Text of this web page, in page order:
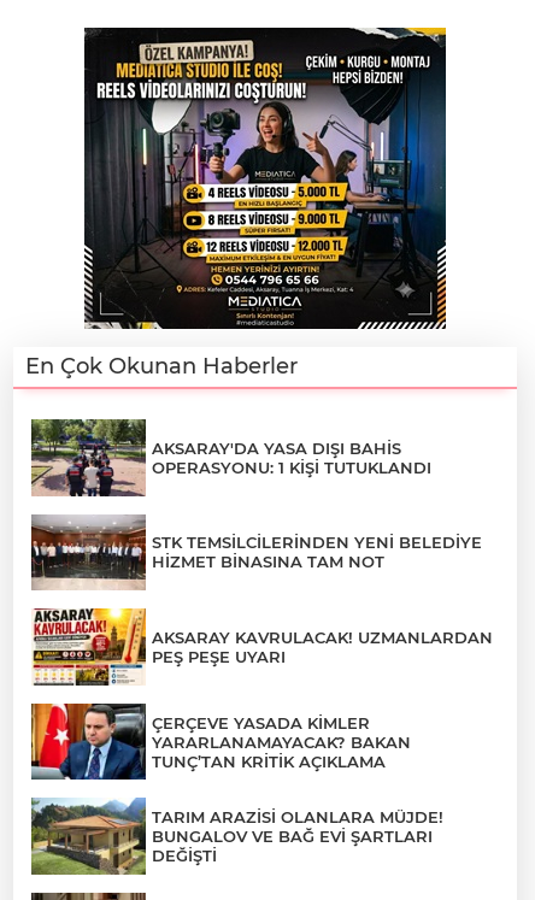
En Çok Okunan Haberler
AKSARAY'DA YASA DIŞI BAHİS
OPERASYONU: 1 KİŞİ TUTUKLANDI
STK TEMSİLCİLERİNDEN YENİ BELEDİYE
HİZMET BİNASINA TAM NOT
AKSARAY KAVRULACAK! UZMANLARDAN
PEŞ PEŞE UYARI
ÇERÇEVE YASADA KİMLER
YARARLANAMAYACAK? BAKAN
TUNÇ’TAN KRİTİK AÇIKLAMA
TARIM ARAZİSİ OLANLARA MÜJDE!
BUNGALOV VE BAĞ EVİ ŞARTLARI
DEĞİŞTİ